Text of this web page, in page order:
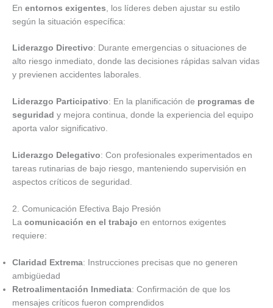
En entornos exigentes , los líderes deben ajustar su estilo
según la situación específica:
Liderazgo Directivo: Durante emergencias o situaciones de
alto riesgo inmediato, donde las decisiones rápidas salvan vidas
y previenen accidentes laborales.
Liderazgo Participativo: En la planificación de programas de
seguridad y mejora continua, donde la experiencia del equipo
aporta valor significativo.
Liderazgo Delegativo: Con profesionales experimentados en
tareas rutinarias de bajo riesgo, manteniendo supervisión en
aspectos críticos de seguridad.
2. Comunicación Efectiva Bajo Presión
La comunicación en el trabajo en entornos exigentes
requiere:
Claridad Extrema: Instrucciones precisas que no generen
ambigüedad
Retroalimentación Inmediata: Confirmación de que los
mensajes críticos fueron comprendidos